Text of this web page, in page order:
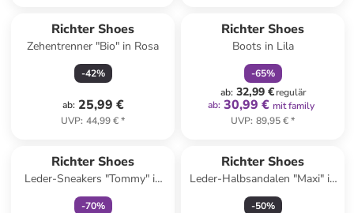
Richter Shoes
Zehentrenner "Bio" in Rosa
-42%
ab: 25,99 €
UVP: 44,99 €*
Richter Shoes
Boots in Lila
-65%
ab: 32,99 €regulär
ab: 30,99 € mit family
UVP: 89,95 €*
Richter Shoes
Leder-Sneakers "Tommy" in
Pink
-70%
Richter Shoes
Leder-Halbsandalen "Maxi" in
Blau
-50%